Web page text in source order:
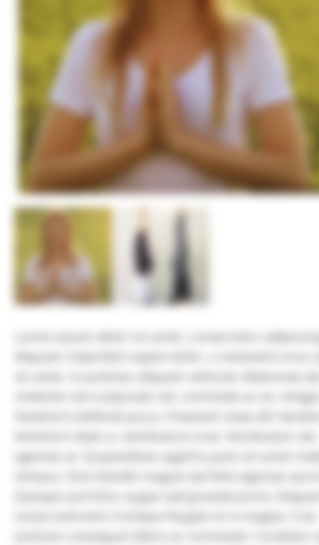
Lorem ipsum dolor sit amet, consectetur
Aliquam imperdiet sapien dolor, a venenatis eros
sit amet. In pulvinar aliquam vehicula. Maecenas
molestie non vulputate vel, commodo ac ex.
egestas ex. Suspendisse sagittis justo sit amet
tempus. Duis blandit magna sed felis egestas
Quisque porttitor augue sed gravida porta.
turpis sed enim tristique feugiat et in magna. Cras
pretium consequat libero ac commodo. Curabitur